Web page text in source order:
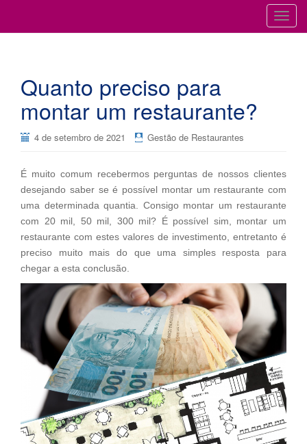
T
o
g
a
t
i
o
n
Quanto preciso para
montar um restaurante?
4 de setembro de 2021 Gestão de Restaurantes
É muito comum recebermos perguntas de nossos clientes
desejando saber se é possível montar um restaurante com
uma determinada quantia. Consigo montar um restaurante
com 20 mil, 50 mil, 300 mil? É possível sim, montar um
restaurante com estes valores de investimento, entretanto é
preciso muito mais do que uma simples resposta para
chegar a esta conclusão.